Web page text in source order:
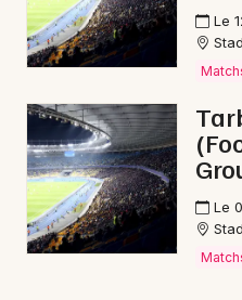
65 - Hautes-Pyrénées
Mon email
Je
Le
Le